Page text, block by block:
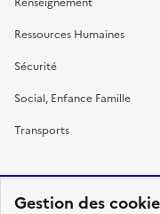
Gestion des
Ressources Humaines
Sécurité
Social, Enfance Famille
Transports